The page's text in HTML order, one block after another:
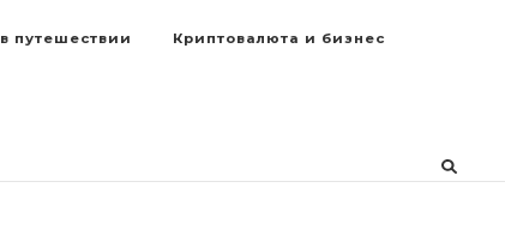
путешествии Криптовалюта и бизнес